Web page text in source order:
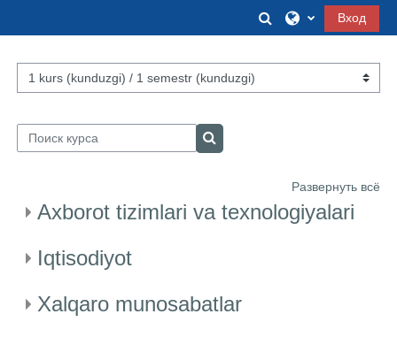
ИзменитьВход
Категории курсов
Поиск курса
Поиск курса
Развернуть всё
Axborot tizimlari va texnologiyalari
Iqtisodiyot
Xalqaro munosabatlar